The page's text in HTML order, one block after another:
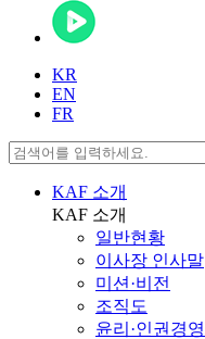
KR
EN
FR
KAF 소개
KAF 소개
일반현황
이사장 인사말
미션·비전
조직도
윤리·인권경영